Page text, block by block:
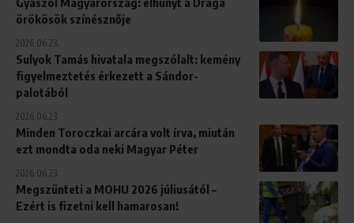
örökösök színésznője
2026.06.23.
Sulyok Tamás hivatala megszólalt: kemény
figyelmeztetés érkezett a Sándor-
palotából
2026.06.23.
Minden Toroczkai arcára volt írva, miután
ezt mondta oda neki Magyar Péter
2026.06.23.
Megszünteti a MOHU 2026 júliusától –
Ezért is fizetni kell hamarosan!